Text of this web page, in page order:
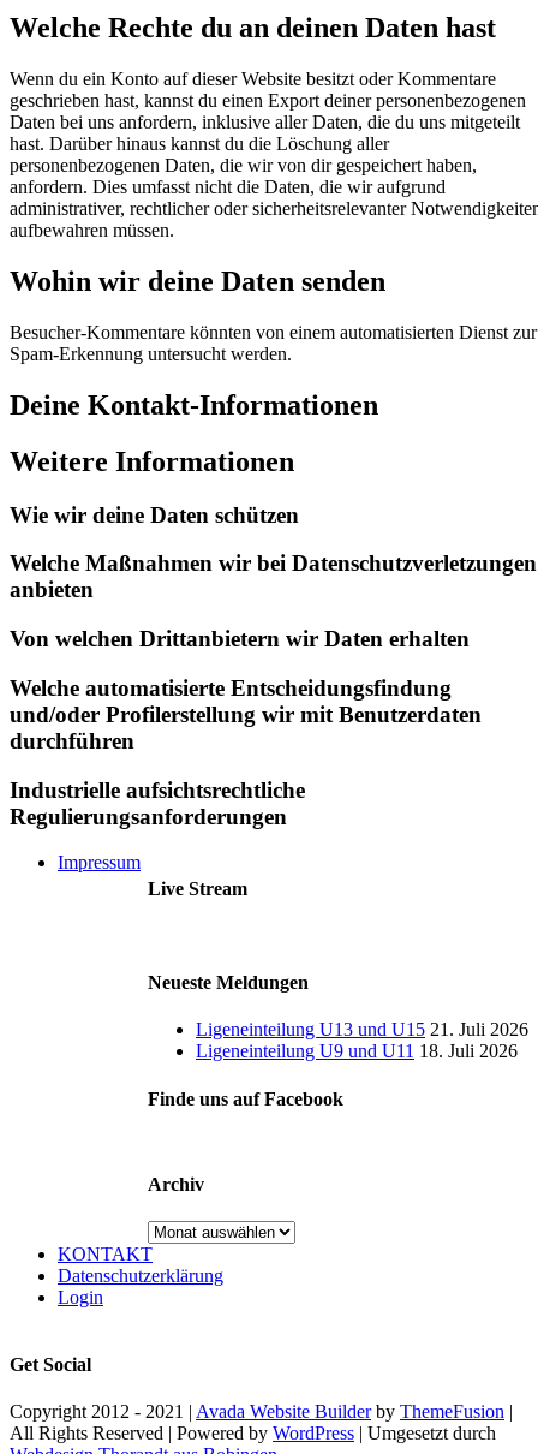
Welche Rechte du an deinen Daten hast
Wenn du ein Konto auf dieser Website besitzt oder Kommentare
geschrieben hast, kannst du einen Export deiner personenbezogenen
Daten bei uns anfordern, inklusive aller Daten, die du uns mitgeteilt
hast. Darüber hinaus kannst du die Löschung aller
personenbezogenen Daten, die wir von dir gespeichert haben,
anfordern. Dies umfasst nicht die Daten, die wir aufgrund
administrativer, rechtlicher oder sicherheitsrelevanter
aufbewahren müssen.
Wohin wir deine Daten senden
Besucher-Kommentare könnten von einem automatisierten Dienst zur
Spam-Erkennung untersucht werden.
Deine Kontakt-Informationen
Weitere Informationen
Wie wir deine Daten schützen
Welche Maßnahmen wir bei Datenschutzverletzungen
anbieten
Von welchen Drittanbietern wir Daten erhalten
Welche automatisierte Entscheidungsfindung
und/oder Profilerstellung wir mit Benutzerdaten
durchführen
Industrielle aufsichtsrechtliche
Regulierungsanforderungen
Live Stream
Neueste Meldungen
Ligeneinteilung U13 und U15 21. Juli 2026
Ligeneinteilung U9 und U11 18. Juli 2026
Finde uns auf Facebook
Archiv
Archiv
Impressum
KONTAKT
Datenschutzerklärung
Login
Get Social
Copyright 2012 - 2021 | Avada Website Builderby ThemeFusion |
All Rights Reserved | Powered by WordPress | Umgesetzt durch